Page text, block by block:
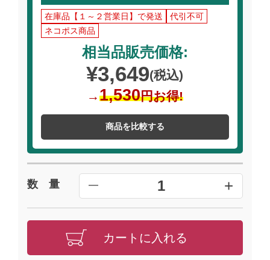
在庫品【１～２営業日】で発送
代引不可
ネコポス商品
相当品販売価格:
¥3,649(税込)
→1,530円お得!
商品を比較する
数 量 ━ 1 +
カートに入れる